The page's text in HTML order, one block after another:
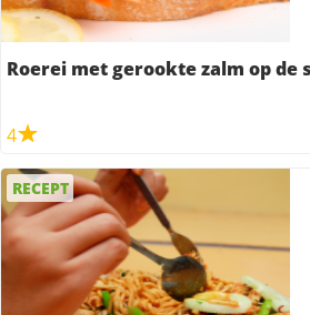
Roerei met gerookte zalm op de
4
RECEPT